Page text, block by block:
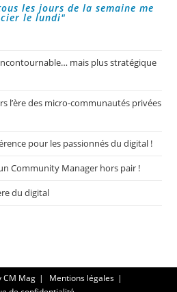
les jours de la semaine me
le lundi"
mais plus stratégique
l’ère des micro-communautés privées
pour les passionnés du digital !
Community Manager hors pair !
du digital
CM Mag
Mentions légales